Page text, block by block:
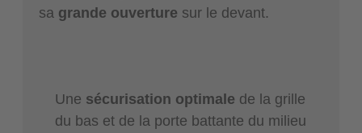
sa grande ouverture sur le devant.
Une sécurisation optimale de la grille
du bas et de la porte battante du milieu